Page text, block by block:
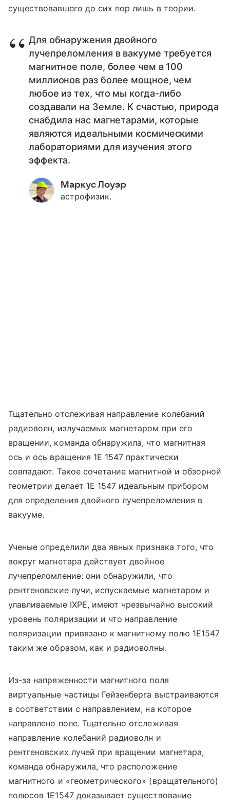
существовавшего до сих пор лишь в теории.
Для обнаружения двойного
лучепреломления в вакууме требуется
магнитное поле, более чем в 100
миллионов раз более мощное, чем
любое из тех, что мы когда-либо
создавали на Земле. К счастью, природа
снабдила нас магнетарами, которые
являются идеальными космическими
лабораториями для изучения этого
эффекта.
Маркус Лоуэр
астрофизик.
Тщательно отслеживая направление колебаний
радиоволн, излучаемых магнетаром при его
вращении, команда обнаружила, что магнитная
ось и ось вращения 1E 1547 практически
совпадают. Такое сочетание магнитной и обзорной
геометрии делает 1E 1547 идеальным прибором
для определения двойного лучепреломления в
вакууме.
Ученые определили два явных признака того, что
вокруг магнетара действует двойное
лучепреломление: они обнаружили, что
рентгеновские лучи, испускаемые магнетаром и
улавливаемые IXPE, имеют чрезвычайно высокий
уровень поляризации и что направление
поляризации привязано к магнитному полю 1E1547
таким же образом, как и радиоволны.
Из-за напряженности магнитного поля
виртуальные частицы Гейзенберга выстраиваются
в соответствии с направлением, на которое
направлено поле. Тщательно отслеживая
направление колебаний радиоволн и
рентгеновских лучей при вращении магнетара,
команда обнаружила, что расположение
магнитного и «геометрического» (вращательного)
полюсов 1E1547 доказывает существование